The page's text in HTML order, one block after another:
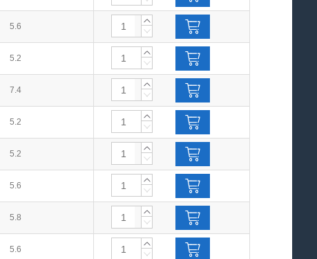
5.6
5.2
7.4
5.2
5.2
5.6
5.8
5.6